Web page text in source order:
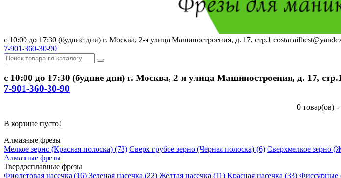
с 10:00 до 17:30 (будние дни) г. Москва, 2-я улица Машиностроения, д. 17, стр.1
7-901-360-30-90
с 10:00 до 17:30 (будние дни) г. Москва, 2-я улица Машиностроения, д. 17,
7-901-360-30-90
0 товар(ов) -
В корзине пусто!
Алмазные фрезы
Мелкое зерно (Красная полоска) (78) Сверх грубое зерно (Черная полоска) (6) Сверхмелкое зерно
Алмазные фрезы
Твердосплавные фрезы
Фиолетовая насечка (16) Зеленая насечка (22) Желтая насечка (11) Красная насечка (33) Фиссурные